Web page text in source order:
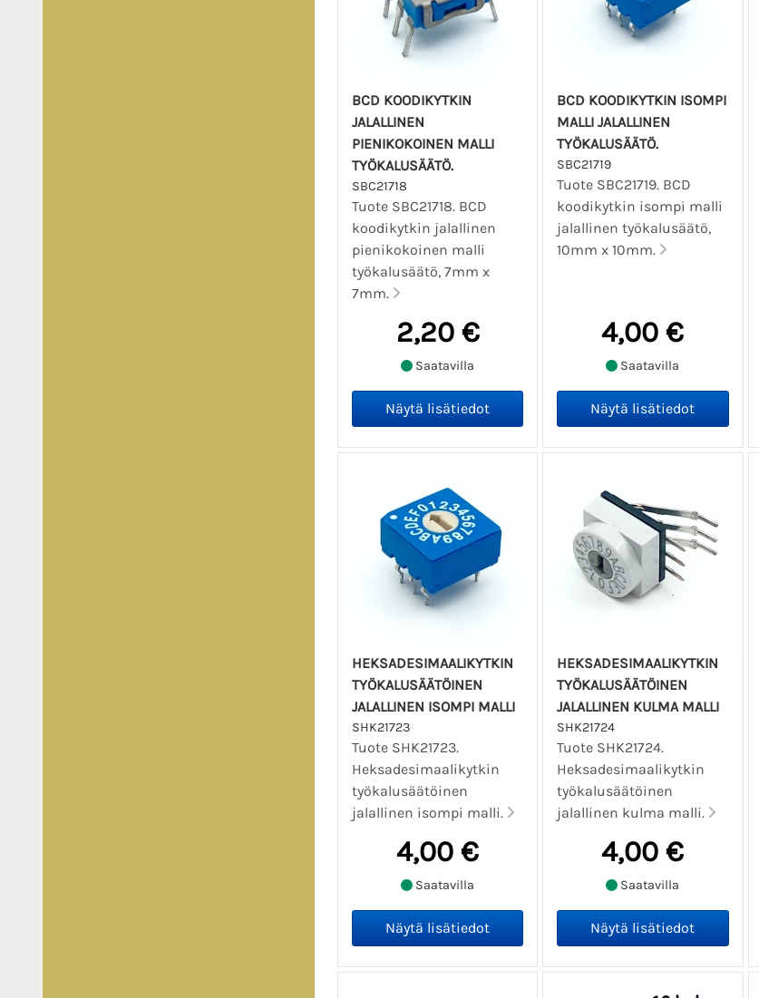
BCD KOODIKYTKIN
JALALLINEN
PIENIKOKOINEN MALLI
TYÖKALUSÄÄTÖ.
SBC21718
Tuote SBC21718. BCD
koodikytkin jalallinen
pienikokoinen malli
työkalusäätö, 7mm x
7mm.
2,20 €
Saatavilla
BCD KOODIKYTKIN ISOMPI
MALLI JALALLINEN
TYÖKALUSÄÄTÖ.
SBC21719
Tuote SBC21719. BCD
koodikytkin isompi malli
jalallinen työkalusäätö,
10mm x 10mm.
4,00 €
Saatavilla
HEKSADESIMAALIKYTKIN
TYÖKALUSÄÄTÖINEN
JALALLINEN ISOMPI MALLI
SHK21723
Tuote SHK21723.
Heksadesimaalikytkin
työkalusäätöinen
jalallinen isompi malli.
4,00 €
Saatavilla
HEKSADESIMAALIKYTKIN
TYÖKALUSÄÄTÖINEN
JALALLINEN KULMA MALLI
SHK21724
Tuote SHK21724.
Heksadesimaalikytkin
työkalusäätöinen
jalallinen kulma malli.
4,00 €
Saatavilla